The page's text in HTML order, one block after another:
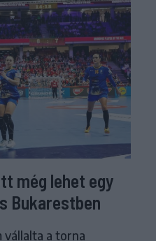
még lehet egy
Bukarestben
vállalta a torna